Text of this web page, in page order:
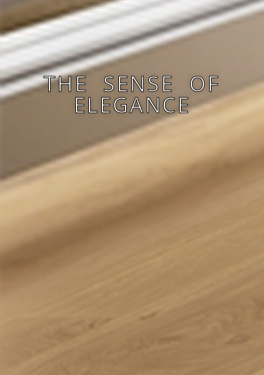
THE SENSE OF
ELEGANCE